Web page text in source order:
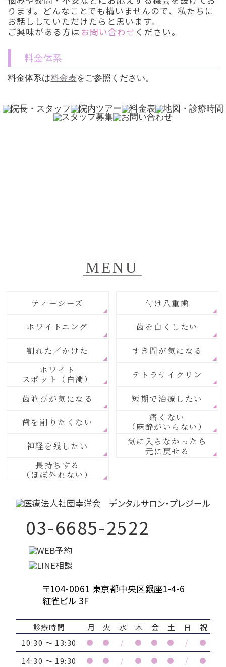
ります。どんなことでも構いませんので、私たちに
お話ししていただけたらと思います。
ご興味がある方は お問い合わせ ください。
料金体系
料金体系は料金表をご参照ください。
MENU
ティーシーズ 付け八重歯
ホワイトニング 歯を白くしたい
割れた／かけた
すき間が気になる
ホワイト
スポット（白濁）
テトラサイクリン
歯並びが気になる 短期で治療したい
歯を削りたくない
痛くない
（麻酔がいらない）
神経を残したい
気に入らなかったら
元に戻せる
長持ちする
（ほぼ外れない）
03-6685-2522
〒104-0061 東京都中央区銀座1-4-6
紅雀ビル 3F
診療時間 月 火 水 木 金 土 日
祝
10:30 ～ 13:30
● ● / ● ● ● / ●
14:30 ～ 19:30 ● ● / ● ● ● / ●